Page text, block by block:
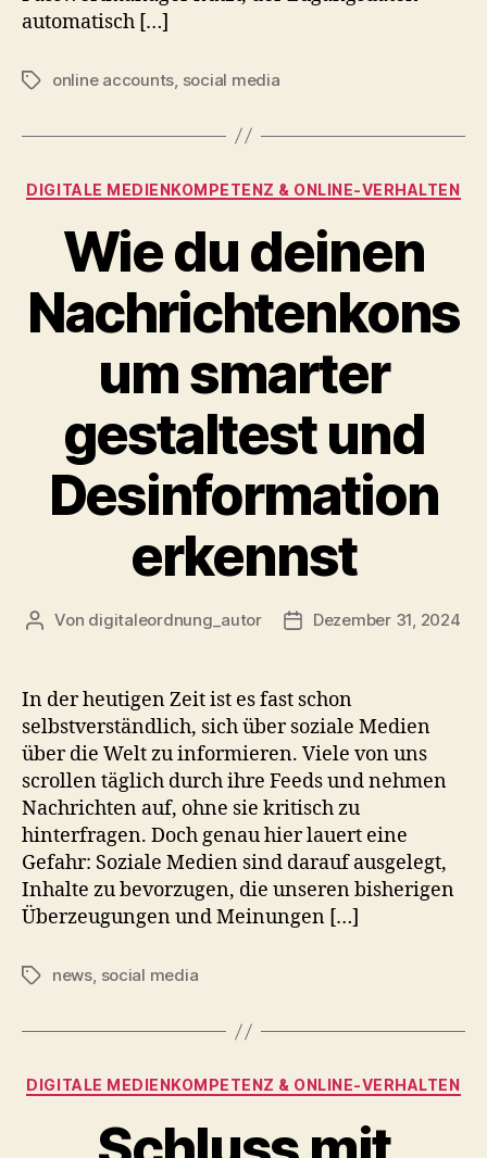
automatisch […]
Schlagwörter
online accounts social media
Kategorien
DIGITALE MEDIENKOMPETENZ & ONLINE‑VERHALTEN
Wie du deinen
Nachrichtenkons
um smarter
gestaltest und
Desinformation
erkennst
Beitragsautor
Von digitaleordnung_autor Veröffentlichungsdatum
Dezember 31, 2024
In der heutigen Zeit ist es fast schon
selbstverständlich, sich über soziale Medien
über die Welt zu informieren. Viele von uns
scrollen täglich durch ihre Feeds und nehmen
Nachrichten auf, ohne sie kritisch zu
hinterfragen. Doch genau hier lauert eine
Gefahr: Soziale Medien sind darauf ausgelegt,
Inhalte zu bevorzugen, die unseren bisherigen
Überzeugungen und Meinungen […]
Schlagwörter
news, social media
Kategorien
DIGITALE MEDIENKOMPETENZ & ONLINE‑VERHALTEN